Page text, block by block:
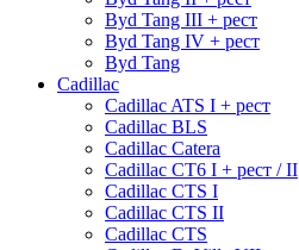
Byd Tang III + рест
Byd Tang IV + рест
Byd Tang
Cadillac
Cadillac ATS I + рест
Cadillac BLS
Cadillac Catera
Cadillac CT6 I + рест / II
Cadillac CTS I
Cadillac CTS II
Cadillac CTS